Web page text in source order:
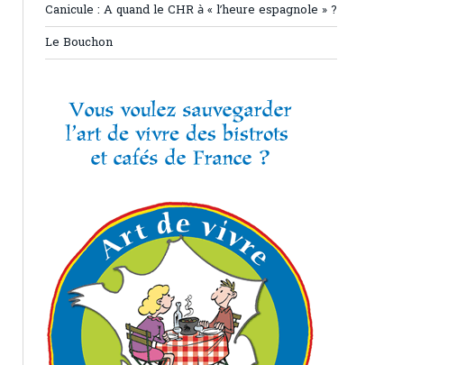
Canicule : A quand le CHR à « l’heure espagnole » ?
Le Bouchon